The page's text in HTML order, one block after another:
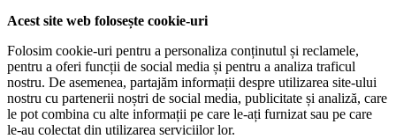
Acest site web folosește cookie-uri
Folosim cookie-uri pentru a personaliza conținutul și reclamele,
pentru a oferi funcții de social media și pentru a analiza traficul
nostru. De asemenea, partajăm informații despre utilizarea site-ului
nostru cu partenerii noștri de social media, publicitate și analiză, care
le pot combina cu alte informații pe care le-ați furnizat sau pe care
le-au colectat din utilizarea serviciilor lor.